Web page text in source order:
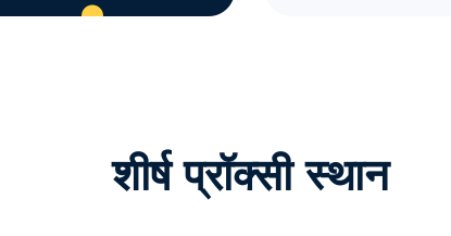
शीर्ष प्रॉक्सी स्थान